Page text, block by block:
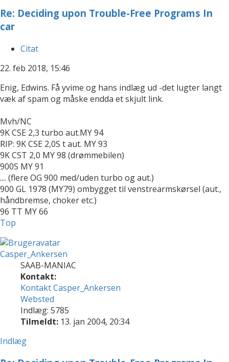
Re: Deciding upon Trouble-Free Programs In
car
Citat
22. feb 2018, 15:46
Enig, Edwins. Få yvime og hans indlæg ud -det lugter langt
væk af spam og måske endda et skjult link.
Mvh/NC
9K CSE 2,3 turbo aut.MY 94
RIP: 9K CSE 2,0S t aut. MY 93
9K CST 2,0 MY 98 (drømmebilen)
900S MY 91
.... (flere OG 900 med/uden turbo og aut.)
900 GL 1978 (MY79) ombygget til venstrearmskørsel (aut.,
håndbremse, choker etc.)
96 TT MY 66
Top
Casper_Ankersen
SAAB-MANIAC
Kontakt:
Kontakt Casper_Ankersen
Websted
Indlæg: 5785
Tilmeldt: 13. jan 2004, 20:34
Indlæg